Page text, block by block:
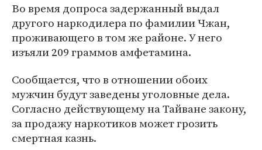
Во время допроса задержанный выдал
другого наркодилера по фамилии Чжан,
проживающего в том же районе. У него
изъяли 209 граммов амфетамина.
Сообщается, что в отношении обоих
мужчин будут заведены уголовные дела.
Согласно действующему на Тайване закону,
за продажу наркотиков может грозить
смертная казнь.